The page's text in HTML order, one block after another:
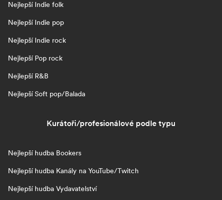
Nejlepší Indie folk
Nejlepší Indie pop
Nejlepší Indie rock
Nejlepší Pop rock
Nejlepší R&B
Nejlepší Soft pop/Balada
Kurátoři/profesionálové podle typu
Nejlepší hudba Bookers
Nejlepší hudba Kanály na YouTube/Twitch
Nejlepší hudba Vydavatelství